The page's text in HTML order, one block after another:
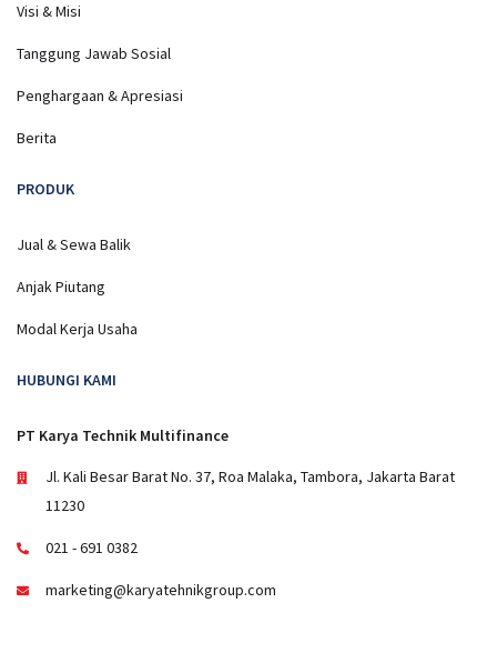
Visi & Misi
Tanggung Jawab Sosial
Penghargaan & Apresiasi
Berita
PRODUK
Jual & Sewa Balik
Anjak Piutang
Modal Kerja Usaha
HUBUNGI KAMI
PT Karya Technik Multifinance
Jl. Kali Besar Barat No. 37, Roa Malaka, Tambora, Jakarta Barat
11230
021 - 691 0382
marketing@karyatehnikgroup.com